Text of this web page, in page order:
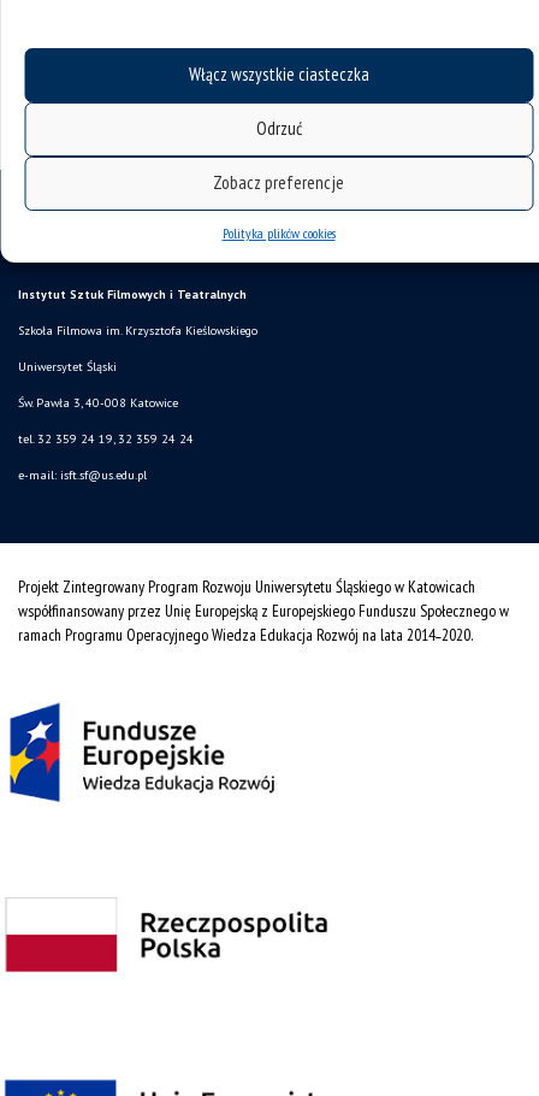
Włącz wszystkie ciasteczka
Odrzuć
Zobacz preferencje
Polityka plików cookies
Fotografie autorstwa Krzysztofa Szlapy.
Instytut Sztuk Filmowych i Teatralnych
Szkoła Filmowa im. Krzysztofa Kieślowskiego
Uniwersytet Śląski
Św. Pawła 3, 40-008 Katowice
tel. 32 359 24 19, 32 359 24 24
e-mail: isft.sf@us.edu.pl
Projekt Zintegrowany Program Rozwoju Uniwersytetu Śląskiego w Katowicach
współfinansowany przez Unię Europejską z Europejskiego Funduszu Społecznego w
ramach Programu Operacyjnego Wiedza Edukacja Rozwój na lata 2014˗2020.